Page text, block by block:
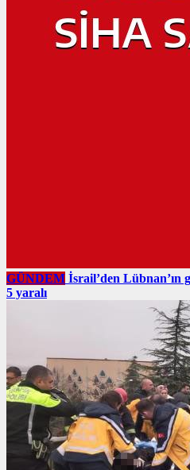
GÜNDEM İsrail’den Lübnan’ın
5 yaralı